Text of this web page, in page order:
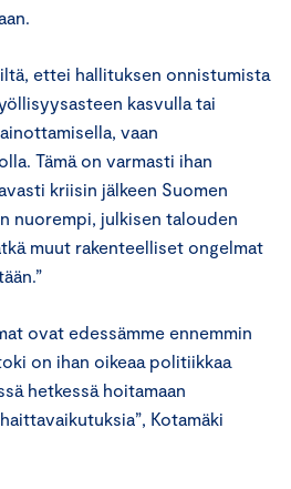
ettei hallituksen onnistumista
kasvulla tai
vaan
Tämä on varmasti ihan
kriisin jälkeen Suomen
nuorempi, julkisen talouden
muut rakenteelliset ongelmat
ovat edessämme ennemmin
on ihan oikeaa politiikkaa
hetkessä hoitamaan
Kotamäki